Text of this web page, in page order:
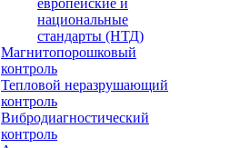
европейские и
национальные
стандарты (НТД)
Магнитопорошковый
контроль
Тепловой неразрушающий
контроль
Вибродиагностический
контроль